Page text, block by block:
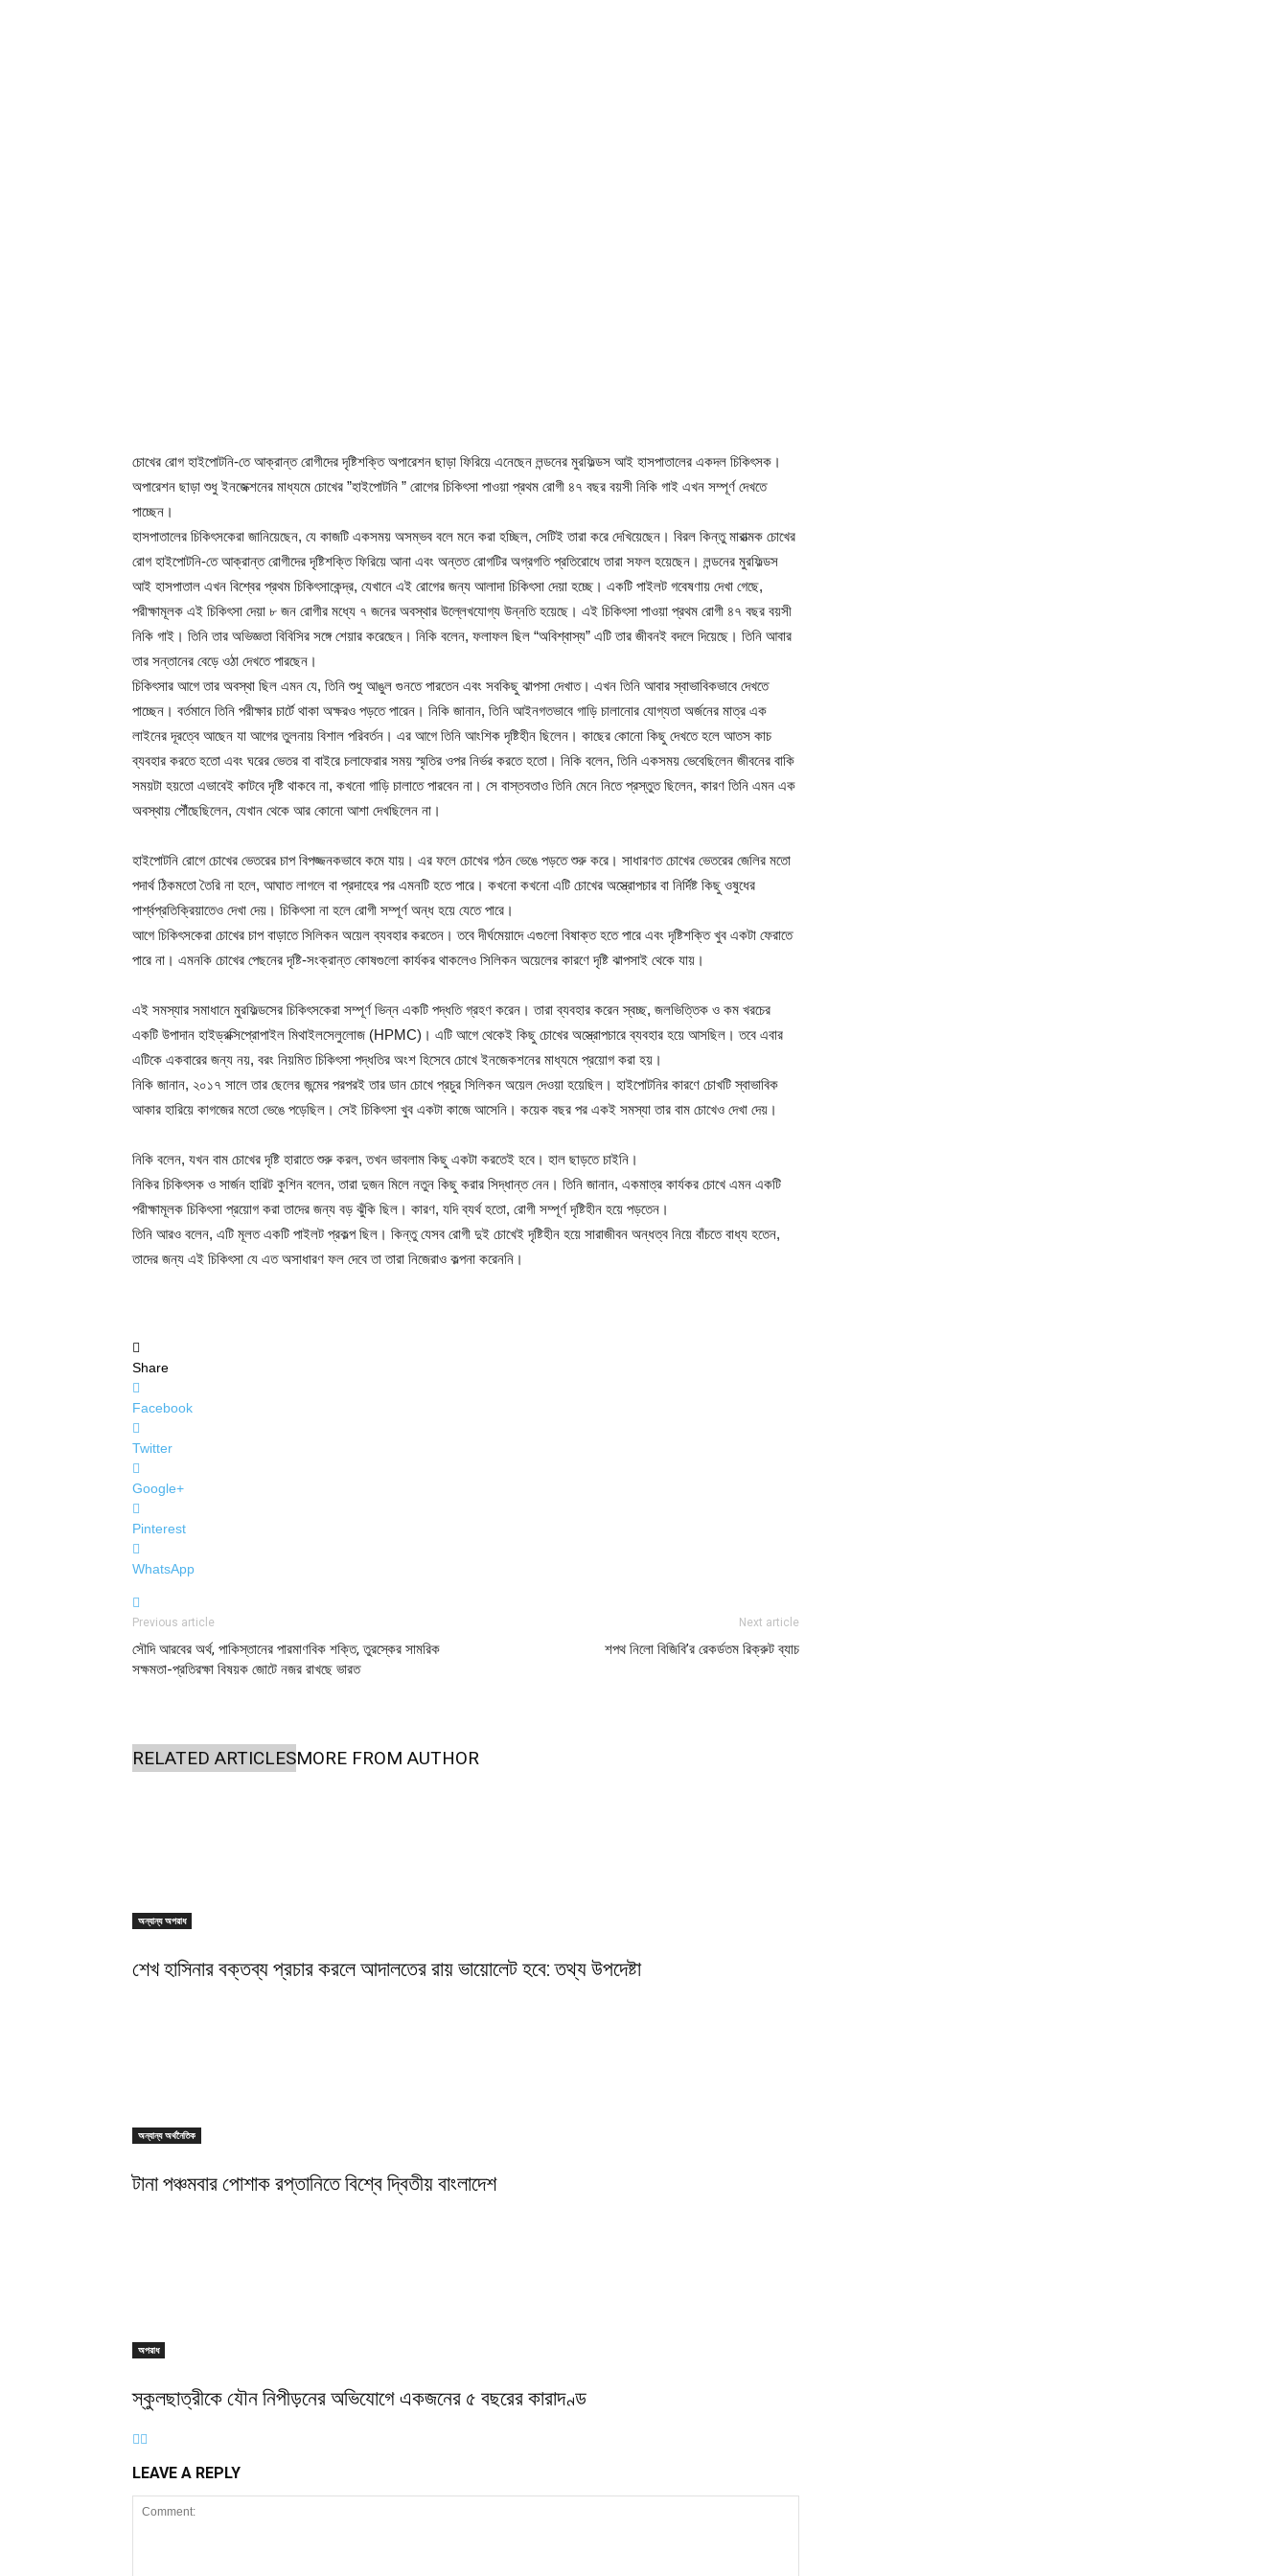
চোখের রোগ হাইপোটনি-তে আক্রান্ত রোগীদের দৃষ্টিশক্তি অপারেশন ছাড়া ফিরিয়ে এনেছেন লন্ডনের মুরফিল্ডস আই হাসপাতালের একদল চিকিৎসক।
অপারেশন ছাড়া শুধু ইনজেক্শনের মাধ্যমে চোখের ”হাইপোটনি ” রোগের চিকিৎসা পাওয়া প্রথম রোগী ৪৭ বছর বয়সী নিকি গাই এখন সম্পূর্ণ দেখতে
পাচ্ছেন।
হাসপাতালের চিকিৎসকেরা জানিয়েছেন, যে কাজটি একসময় অসম্ভব বলে মনে করা হচ্ছিল, সেটিই তারা করে দেখিয়েছেন। বিরল কিন্তু মারাত্মক চোখের
রোগ হাইপোটনি-তে আক্রান্ত রোগীদের দৃষ্টিশক্তি ফিরিয়ে আনা এবং অন্তত রোগটির অগ্রগতি প্রতিরোধে তারা সফল হয়েছেন। লন্ডনের মুরফিল্ডস
আই হাসপাতাল এখন বিশ্বের প্রথম চিকিৎসাকেন্দ্র, যেখানে এই রোগের জন্য আলাদা চিকিৎসা দেয়া হচ্ছে। একটি পাইলট গবেষণায় দেখা গেছে,
পরীক্ষামূলক এই চিকিৎসা দেয়া ৮ জন রোগীর মধ্যে ৭ জনের অবস্থার উল্লেখযোগ্য উন্নতি হয়েছে। এই চিকিৎসা পাওয়া প্রথম রোগী ৪৭ বছর বয়সী
নিকি গাই। তিনি তার অভিজ্ঞতা বিবিসির সঙ্গে শেয়ার করেছেন। নিকি বলেন, ফলাফল ছিল “অবিশ্বাস্য” এটি তার জীবনই বদলে দিয়েছে। তিনি আবার
তার সন্তানের বেড়ে ওঠা দেখতে পারছেন।
চিকিৎসার আগে তার অবস্থা ছিল এমন যে, তিনি শুধু আঙুল গুনতে পারতেন এবং সবকিছু ঝাপসা দেখাত। এখন তিনি আবার স্বাভাবিকভাবে দেখতে
পাচ্ছেন। বর্তমানে তিনি পরীক্ষার চার্টে থাকা অক্ষরও পড়তে পারেন। নিকি জানান, তিনি আইনগতভাবে গাড়ি চালানোর যোগ্যতা অর্জনের মাত্র এক
লাইনের দূরত্বে আছেন যা আগের তুলনায় বিশাল পরিবর্তন। এর আগে তিনি আংশিক দৃষ্টিহীন ছিলেন। কাছের কোনো কিছু দেখতে হলে আতস কাচ
ব্যবহার করতে হতো এবং ঘরের ভেতর বা বাইরে চলাফেরার সময় স্মৃতির ওপর নির্ভর করতে হতো। নিকি বলেন, তিনি একসময় ভেবেছিলেন জীবনের বাকি
সময়টা হয়তো এভাবেই কাটবে দৃষ্টি থাকবে না, কখনো গাড়ি চালাতে পারবেন না। সে বাস্তবতাও তিনি মেনে নিতে প্রস্তুত ছিলেন, কারণ তিনি এমন এক
অবস্থায় পৌঁছেছিলেন, যেখান থেকে আর কোনো আশা দেখছিলেন না।
হাইপোটনি রোগে চোখের ভেতরের চাপ বিপজ্জনকভাবে কমে যায়। এর ফলে চোখের গঠন ভেঙে পড়তে শুরু করে। সাধারণত চোখের ভেতরের জেলির মতো
পদার্থ ঠিকমতো তৈরি না হলে, আঘাত লাগলে বা প্রদাহের পর এমনটি হতে পারে। কখনো কখনো এটি চোখের অস্ত্রোপচার বা নির্দিষ্ট কিছু ওষুধের
পার্শ্বপ্রতিক্রিয়াতেও দেখা দেয়। চিকিৎসা না হলে রোগী সম্পূর্ণ অন্ধ হয়ে যেতে পারে।
আগে চিকিৎসকেরা চোখের চাপ বাড়াতে সিলিকন অয়েল ব্যবহার করতেন। তবে দীর্ঘমেয়াদে এগুলো বিষাক্ত হতে পারে এবং দৃষ্টিশক্তি খুব একটা ফেরাতে
পারে না। এমনকি চোখের পেছনের দৃষ্টি-সংক্রান্ত কোষগুলো কার্যকর থাকলেও সিলিকন অয়েলের কারণে দৃষ্টি ঝাপসাই থেকে যায়।
এই সমস্যার সমাধানে মুরফিল্ডসের চিকিৎসকেরা সম্পূর্ণ ভিন্ন একটি পদ্ধতি গ্রহণ করেন। তারা ব্যবহার করেন স্বচ্ছ, জলভিত্তিক ও কম খরচের
একটি উপাদান হাইড্রক্সিপ্রোপাইল মিথাইলসেলুলোজ (HPMC)। এটি আগে থেকেই কিছু চোখের অস্ত্রোপচারে ব্যবহার হয়ে আসছিল। তবে এবার
এটিকে একবারের জন্য নয়, বরং নিয়মিত চিকিৎসা পদ্ধতির অংশ হিসেবে চোখে ইনজেকশনের মাধ্যমে প্রয়োগ করা হয়।
নিকি জানান, ২০১৭ সালে তার ছেলের জন্মের পরপরই তার ডান চোখে প্রচুর সিলিকন অয়েল দেওয়া হয়েছিল। হাইপোটনির কারণে চোখটি স্বাভাবিক
আকার হারিয়ে কাগজের মতো ভেঙে পড়েছিল। সেই চিকিৎসা খুব একটা কাজে আসেনি। কয়েক বছর পর একই সমস্যা তার বাম চোখেও দেখা দেয়।
নিকি বলেন, যখন বাম চোখের দৃষ্টি হারাতে শুরু করল, তখন ভাবলাম কিছু একটা করতেই হবে। হাল ছাড়তে চাইনি।
নিকির চিকিৎসক ও সার্জন হারিট কুশিন বলেন, তারা দুজন মিলে নতুন কিছু করার সিদ্ধান্ত নেন। তিনি জানান, একমাত্র কার্যকর চোখে এমন একটি
পরীক্ষামূলক চিকিৎসা প্রয়োগ করা তাদের জন্য বড় ঝুঁকি ছিল। কারণ, যদি ব্যর্থ হতো, রোগী সম্পূর্ণ দৃষ্টিহীন হয়ে পড়তেন।
তিনি আরও বলেন, এটি মূলত একটি পাইলট প্রকল্প ছিল। কিন্তু যেসব রোগী দুই চোখেই দৃষ্টিহীন হয়ে সারাজীবন অন্ধত্ব নিয়ে বাঁচতে বাধ্য হতেন,
তাদের জন্য এই চিকিৎসা যে এত অসাধারণ ফল দেবে তা তারা নিজেরাও কল্পনা করেননি।
Share
Facebook
Twitter
Google+
Pinterest
WhatsApp
Previous article
সৌদি আরবের অর্থ, পাকিস্তানের পারমাণবিক শক্তি, তুরস্কের সামরিক
সক্ষমতা-প্রতিরক্ষা বিষয়ক জোটে নজর রাখছে ভারত
Next article
শপথ নিলো বিজিবি’র রেকর্ডতম রিক্রুট ব্যাচ
RELATED ARTICLESMORE FROM AUTHOR
অন্যান্য অপরাধ
শেখ হাসিনার বক্তব্য প্রচার করলে আদালতের রায় ভায়োলেট হবে: তথ্য উপদেষ্টা
অন্যান্য অর্থনৈতিক
টানা পঞ্চমবার পোশাক রপ্তানিতে বিশ্বে দ্বিতীয় বাংলাদেশ
অপরাধ
স্কুলছাত্রীকে যৌন নিপীড়নের অভিযোগে একজনের ৫ বছরের কারাদণ্ড
LEAVE A REPLY